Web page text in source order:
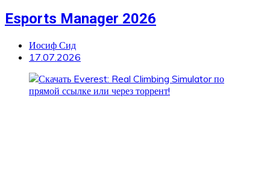
Esports Manager 2026
Иосиф Сид
17.07.2026